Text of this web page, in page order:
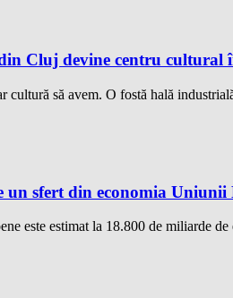
Cluj devine centru cultural
cultură să avem. O fostă hală
un sfert din economia
este estimat la 18.800 de miliarde